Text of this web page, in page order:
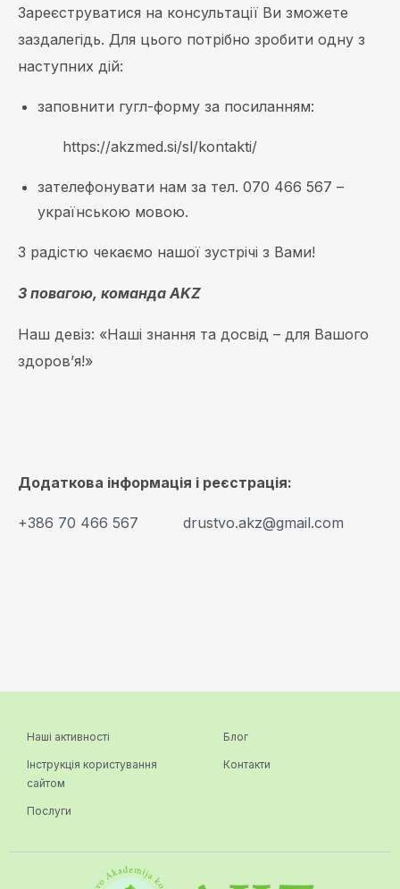
Зареєструватися на консультації Ви зможете
заздалегідь. Для цього потрібно зробити одну з
наступних дій:
заповнити гугл-форму за посиланням:
https://akzmed.si/sl/kontakti/
зателефонувати нам за тел. 070 466 567 –
українською мовою.
З радістю чекаємо нашої зустрічі з Вами!
З повагою, команда AKZ
Наш девіз: «Наші знання та досвід – для Вашого
здоров’я!»
Додаткова інформація і реєстрація:
+386 70 466 567 drustvo.akz@gmail.com
Наші активності
Інструкція користування
сайтом
Послуги
Блог
Контакти